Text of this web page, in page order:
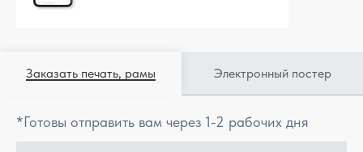
Заказать печать, рамы Электронный постер
*Готовы отправить вам через 1-2 рабочих дня